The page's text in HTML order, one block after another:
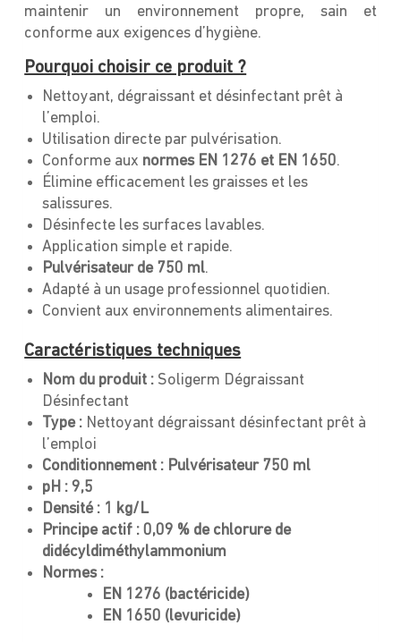
maintenir un environnement propre, sain et
conforme aux exigences d’hygiène.
Pourquoi choisir ce produit ?
Nettoyant, dégraissant et désinfectant prêt à
l’emploi.
Utilisation directe par pulvérisation.
Conforme aux normes EN 1276 et EN 1650.
Élimine efficacement les graisses et les
salissures.
Désinfecte les surfaces lavables.
Application simple et rapide.
Pulvérisateur de 750 ml.
Adapté à un usage professionnel quotidien.
Convient aux environnements alimentaires.
Caractéristiques techniques
Nom du produit : Soligerm Dégraissant
Désinfectant
Type : Nettoyant dégraissant désinfectant prêt à
l’emploi
Conditionnement : Pulvérisateur 750 ml
pH :9,5
Densité : 1 kg/L
Principe actif :0,09 % de chlorure de
didécyldiméthylammonium
Normes :
EN 1276 (bactéricide)
EN 1650 (levuricide)